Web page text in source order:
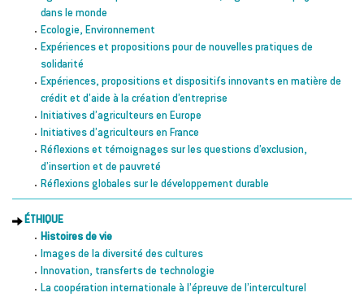
dans le monde
Ecologie, Environnement
Expériences et propositions pour de nouvelles pratiques de
solidarité
Expériences, propositions et dispositifs innovants en matière de
crédit et d’aide à la création d’entreprise
Initiatives d’agriculteurs en Europe
Initiatives d’agriculteurs en France
Réflexions et témoignages sur les questions d’exclusion,
d’insertion et de pauvreté
Réflexions globales sur le développement durable
ÉTHIQUE
Histoires de vie
Images de la diversité des cultures
Innovation, transferts de technologie
La coopération internationale à l’épreuve de l’interculturel